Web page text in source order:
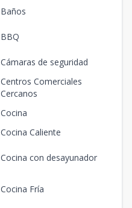
Baños
BBQ
Cámaras de seguridad
Centros Comerciales
Cercanos
Cocina
Cocina Caliente
Cocina con desayunador
Cocina Fría